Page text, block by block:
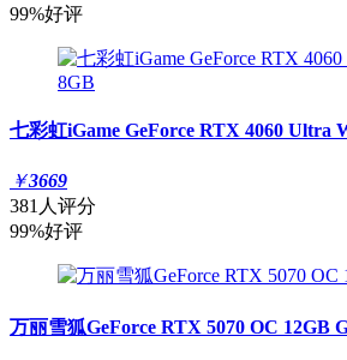
99%好评
七彩虹iGame GeForce RTX 4060 Ultra
￥3669
381人评分
99%好评
万丽雪狐GeForce RTX 5070 OC 12GB